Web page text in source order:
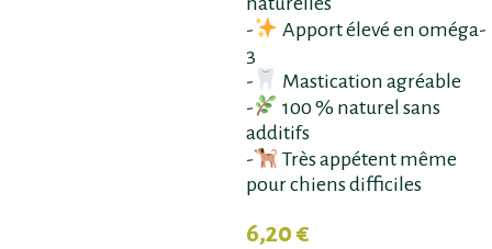
-
Apport élevé en oméga-
3
-
Mastication agréable
-
100 % naturel sans
additifs
-
Très appétent même
pour chiens difficiles
6,20 €